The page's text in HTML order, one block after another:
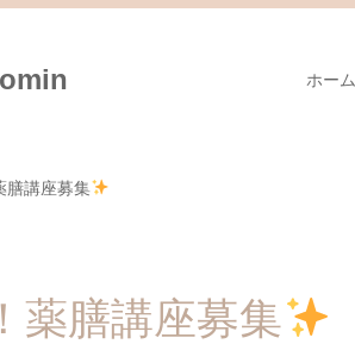
ホーム
膳講座募集
薬膳講座募集